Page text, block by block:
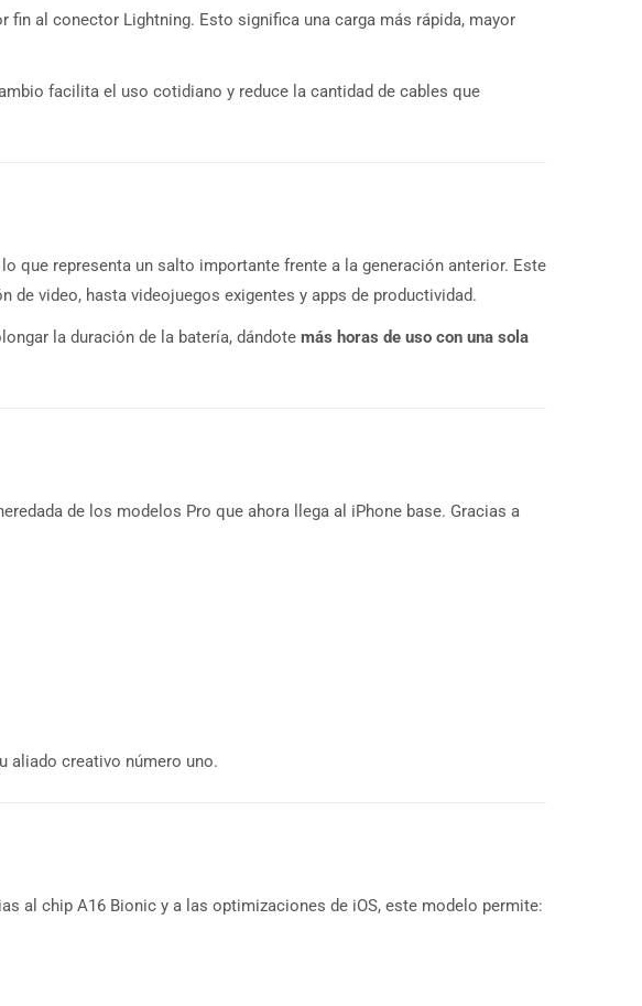
fin al conector Lightning. Esto significa una carga más rápida, mayor
facilita el uso cotidiano y reduce la cantidad de cables que
que representa un salto importante frente a la generación anterior. Este
video, hasta videojuegos exigentes y apps de productividad.
la duración de la batería, dándote más horas de uso con una sola
de los modelos Pro que ahora llega al iPhone base. Gracias a
aliado creativo número uno.
al chip A16 Bionic y a las optimizaciones de iOS, este modelo permite: